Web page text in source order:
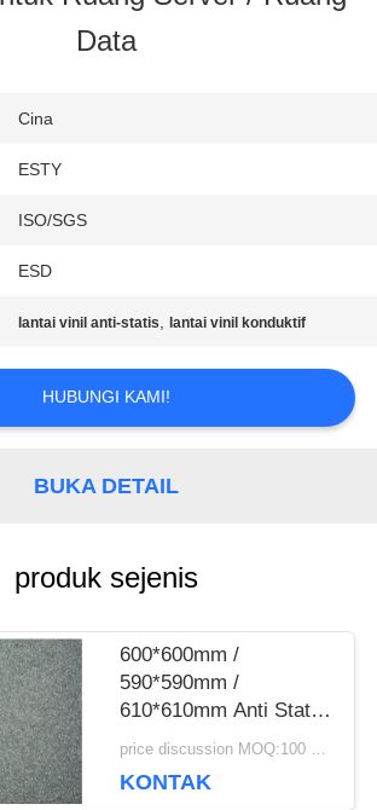
Data
Cina
ESTY
ISO/SGS
ESD
lantai vinil anti-statis, lantai vinil konduktif
HUBUNGI KAMI!
BUKA DETAIL
produk sejenis
600*600mm /
590*590mm /
610*610mm Anti Static
Flooring Dengan
price discussion MOQ:100 meter persegi
KONTAK